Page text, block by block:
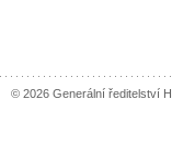
© 2026 Generální ředitelství